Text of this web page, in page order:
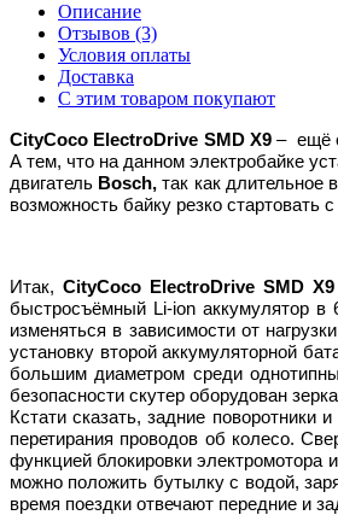
Описание
Отзывов (3)
Условия оплаты
Доставка
С этим товаром покупают
CityCoco ElectroDrive SMD X9– ещё
А тем, что на данном электробайке
двигатель Bosch, так как длительное
возможность байку резко стартовать
Итак,CityCoco ElectroDrive SMD X
быстросъёмный Li-ion аккумулятор в
изменяться в зависимости от
установку второй аккумуляторной
большим диаметром среди
безопасности скутер оборудован
Кстати сказать, задние
перетирания проводов об колесо.
функцией блокировки
можно положить бутылку с водой,
время поездки отвечают передние и